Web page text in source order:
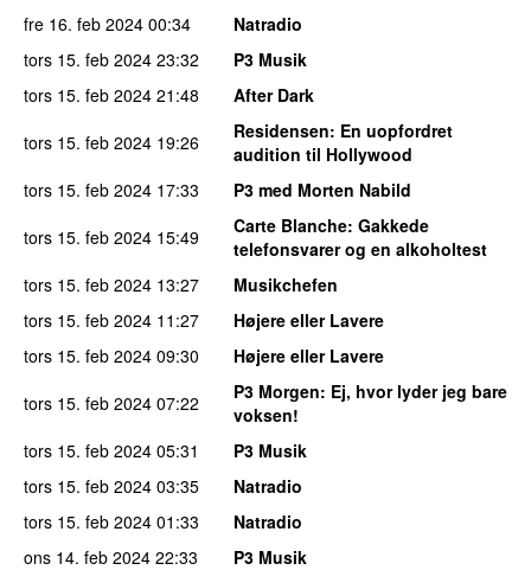
fre 16. feb 2024 00:34
Natradio
tors 15. feb 2024 23:32
P3 Musik
tors 15. feb 2024 21:48
After Dark
tors 15. feb 2024 19:26 Residensen: En uopfordret
audition til Hollywood
tors 15. feb 2024 17:33
P3 med Morten Nabild
tors 15. feb 2024 15:49 Carte Blanche: Gakkede
telefonsvarer og en alkoholtest
tors 15. feb 2024 13:27
Musikchefen
tors 15. feb 2024 11:27
Højere eller Lavere
tors 15. feb 2024 09:30
Højere eller Lavere
tors 15. feb 2024 07:22 P3 Morgen: Ej, hvor lyder jeg bare
voksen!
tors 15. feb 2024 05:31
P3 Musik
tors 15. feb 2024 03:35
Natradio
tors 15. feb 2024 01:33
Natradio
ons 14. feb 2024 22:33
P3 Musik